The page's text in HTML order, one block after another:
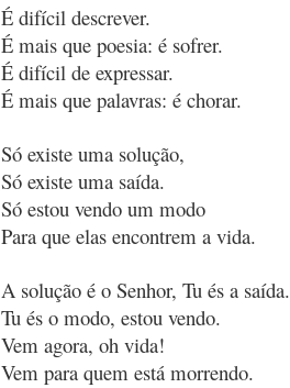
É difícil descrever.
É mais que poesia: é sofrer.
É difícil de expressar.
É mais que palavras: é chorar.
Só existe uma solução,
Só existe uma saída.
Só estou vendo um modo
Para que elas encontrem a vida.
A solução é o Senhor, Tu és a saída.
Tu és o modo, estou vendo.
Vem agora, oh vida!
Vem para quem está morrendo.